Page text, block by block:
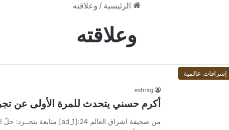
الرئيسية / وعلاقته
وعلاقته
إشراقات عالمية
eshrag
أكرم حسني يتحدث للمرة الأولى عن